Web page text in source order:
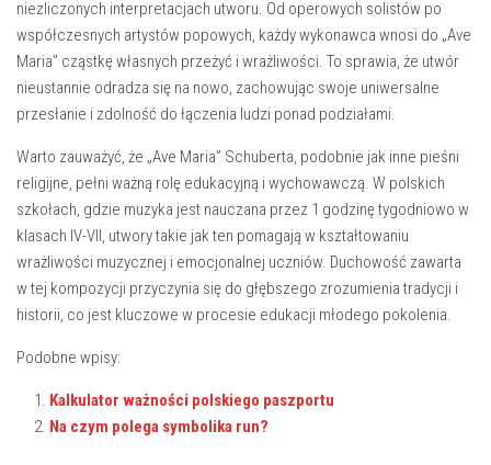
niezliczonych interpretacjach utworu. Od operowych solistów po
współczesnych artystów popowych, każdy wykonawca wnosi do „Ave
Maria” cząstkę własnych przeżyć i wrażliwości. To sprawia, że utwór
nieustannie odradza się na nowo, zachowując swoje uniwersalne
przesłanie i zdolność do łączenia ludzi ponad podziałami.
Warto zauważyć, że „Ave Maria” Schuberta, podobnie jak inne pieśni
religijne, pełni ważną rolę edukacyjną i wychowawczą. W polskich
szkołach, gdzie muzyka jest nauczana przez 1 godzinę tygodniowo w
klasach IV-VII, utwory takie jak ten pomagają w kształtowaniu
wrażliwości muzycznej i emocjonalnej uczniów. Duchowość zawarta
w tej kompozycji przyczynia się do głębszego zrozumienia tradycji i
historii, co jest kluczowe w procesie edukacji młodego pokolenia.
Podobne wpisy:
Kalkulator ważności polskiego paszportu
Na czym polega symbolika run?